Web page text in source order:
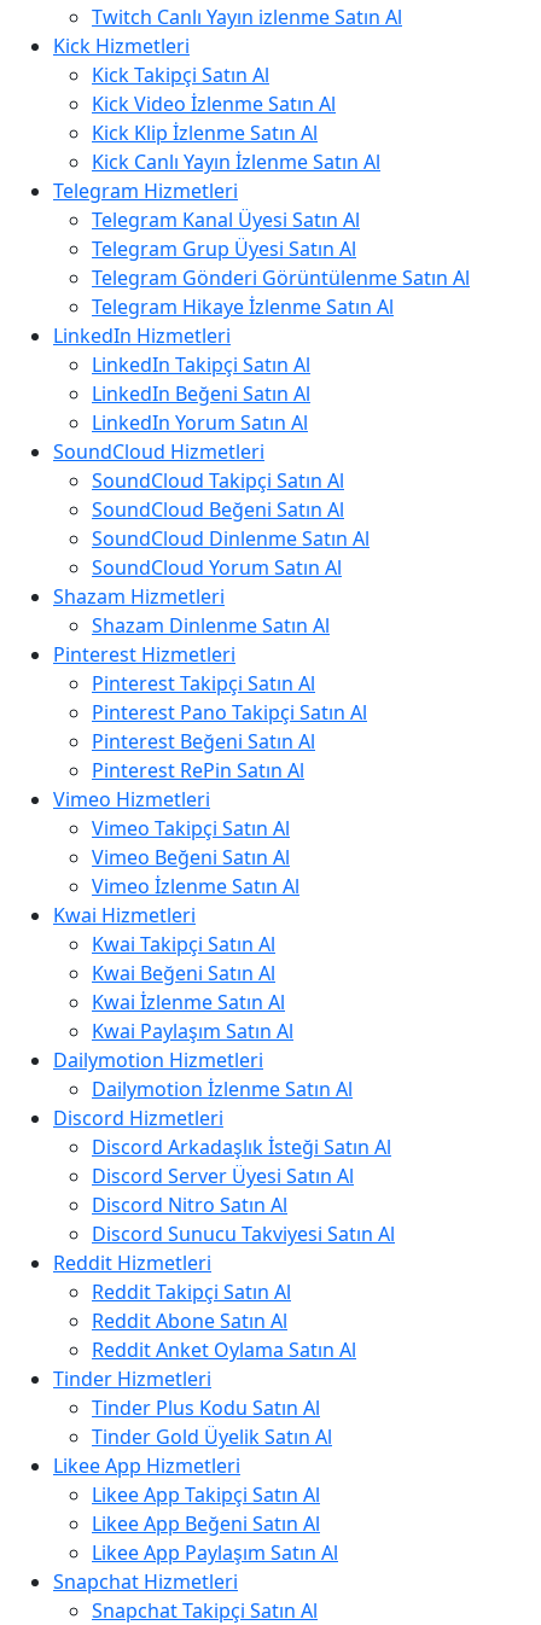
Twitch Canlı Yayın izlenme Satın Al
Kick Hizmetleri
Kick Takipçi Satın Al
Kick Video İzlenme Satın Al
Kick Klip İzlenme Satın Al
Kick Canlı Yayın İzlenme Satın Al
Telegram Hizmetleri
Telegram Kanal Üyesi Satın Al
Telegram Grup Üyesi Satın Al
Telegram Gönderi Görüntülenme Satın Al
Telegram Hikaye İzlenme Satın Al
LinkedIn Hizmetleri
LinkedIn Takipçi Satın Al
LinkedIn Beğeni Satın Al
LinkedIn Yorum Satın Al
SoundCloud Hizmetleri
SoundCloud Takipçi Satın Al
SoundCloud Beğeni Satın Al
SoundCloud Dinlenme Satın Al
SoundCloud Yorum Satın Al
Shazam Hizmetleri
Shazam Dinlenme Satın Al
Pinterest Hizmetleri
Pinterest Takipçi Satın Al
Pinterest Pano Takipçi Satın Al
Pinterest Beğeni Satın Al
Pinterest RePin Satın Al
Vimeo Hizmetleri
Vimeo Takipçi Satın Al
Vimeo Beğeni Satın Al
Vimeo İzlenme Satın Al
Kwai Hizmetleri
Kwai Takipçi Satın Al
Kwai Beğeni Satın Al
Kwai İzlenme Satın Al
Kwai Paylaşım Satın Al
Dailymotion Hizmetleri
Dailymotion İzlenme Satın Al
Discord Hizmetleri
Discord Arkadaşlık İsteği Satın Al
Discord Server Üyesi Satın Al
Discord Nitro Satın Al
Discord Sunucu Takviyesi Satın Al
Reddit Hizmetleri
Reddit Takipçi Satın Al
Reddit Abone Satın Al
Reddit Anket Oylama Satın Al
Tinder Hizmetleri
Tinder Plus Kodu Satın Al
Tinder Gold Üyelik Satın Al
Likee App Hizmetleri
Likee App Takipçi Satın Al
Likee App Beğeni Satın Al
Likee App Paylaşım Satın Al
Snapchat Hizmetleri
Snapchat Takipçi Satın Al